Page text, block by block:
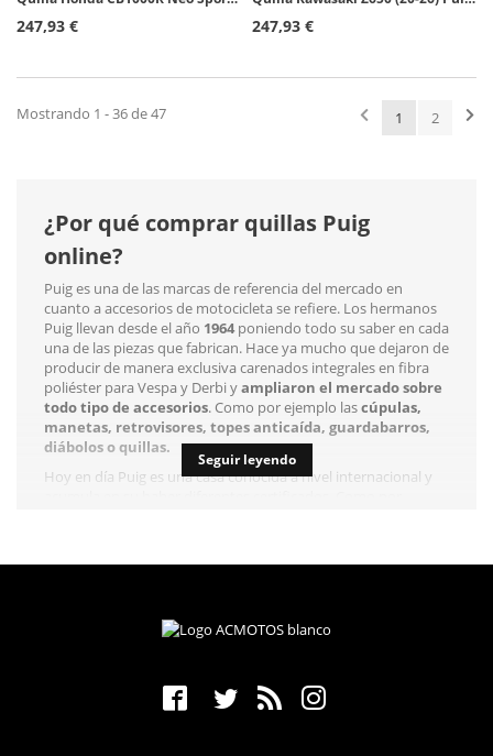
247,93 € 247,93 €
1 2
Mostrando 1 - 36 de 47
¿Por qué comprar quillas Puig
online?
Puig es una de las marcas de referencia del mercado en
cuanto a accesorios de motocicleta se refiere. Los hermanos
Puig llevan desde el año 1964poniendo todo su saber en cada
una de las piezas que fabrican. Hace ya mucho que dejaron de
producir de manera exclusiva carenados integrales en fibra
poliéster para Vespa y Derbi yampliaron el mercado sobre
todo tipo de accesorios. Como por ejemplo lascúpulas,
manetas, retrovisores, topes anticaída, guardabarros,
diábolos o quillas.
Hoy en día Puig es una casa conocida a nivel internacional y
precio. ¿Quién da más?
son tan importantes en nuestras
Seguir leyendo